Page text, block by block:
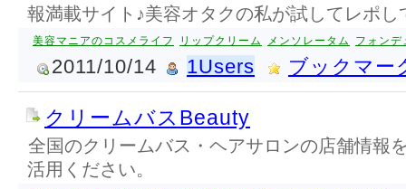
報満載サイト♪美容オタクの私が試してレポし
美容マニアのコスメライフ リップクリーム メンソレータム フォンデ
2011/10/14 1Users ブックマー
クリームバスBeauty
全国のクリームバス・ヘアサロンの店舗情報
活用ください。